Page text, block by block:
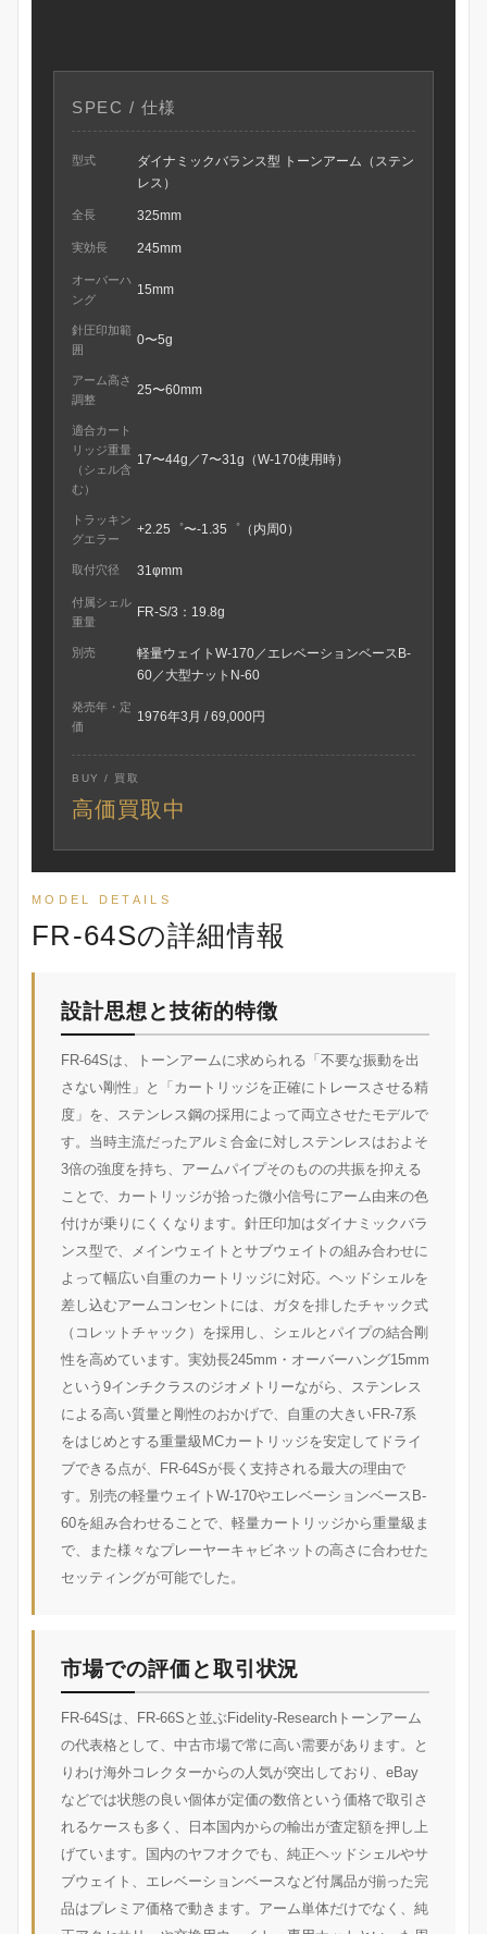
SPEC / 仕様
型式
ダイナミックバランス型 トーンアーム（ステン
レス）
全長 325mm
実効長 245mm
オーバーハ
ング
15mm
針圧印加範
囲
0〜5g
アーム高さ
調整
25〜60mm
適合カート
リッジ重量
（シェル含
む）
17〜44g／7〜31g（W-170使用時）
トラッキン
グエラー
+2.25゜〜-1.35゜（内周0）
取付穴径 31φmm
付属シェル
重量
FR-S/3：19.8g
別売
軽量ウェイトW-170／エレベーションベースB-
60／大型ナットN-60
発売年・定
価
1976年3月 / 69,000円
BUY / 買取
高価買取中
MODEL DETAILS
FR-64Sの詳細情報
設計思想と技術的特徴
FR-64Sは、トーンアームに求められる「不要な振動を出
さない剛性」と「カートリッジを正確にトレースさせる精
度」を、ステンレス鋼の採用によって両立させたモデルで
す。当時主流だったアルミ合金に対しステンレスはおよそ
3倍の強度を持ち、アームパイプそのものの共振を抑える
ことで、カートリッジが拾った微小信号にアーム由来の色
付けが乗りにくくなります。針圧印加はダイナミックバラ
ンス型で、メインウェイトとサブウェイトの組み合わせに
よって幅広い自重のカートリッジに対応。ヘッドシェルを
差し込むアームコンセントには、ガタを排したチャック式
（コレットチャック）を採用し、シェルとパイプの結合剛
性を高めています。実効長245mm・オーバーハング15mm
という9インチクラスのジオメトリーながら、ステンレス
による高い質量と剛性のおかげで、自重の大きいFR-7系
をはじめとする重量級MCカートリッジを安定してドライ
ブできる点が、FR-64Sが長く支持される最大の理由で
す。別売の軽量ウェイトW-170やエレベーションベースB-
60を組み合わせることで、軽量カートリッジから重量級ま
で、また様々なプレーヤーキャビネットの高さに合わせた
セッティングが可能でした。
市場での評価と取引状況
FR-64Sは、FR-66Sと並ぶFidelity-Researchトーンアーム
の代表格として、中古市場で常に高い需要があります。と
りわけ海外コレクターからの人気が突出しており、eBay
などでは状態の良い個体が定価の数倍という価格で取引さ
れるケースも多く、日本国内からの輸出が査定額を押し上
げています。国内のヤフオクでも、純正ヘッドシェルやサ
ブウェイト、エレベーションベースなど付属品が揃った完
品はプレミア価格で動きます。アーム単体だけでなく、純